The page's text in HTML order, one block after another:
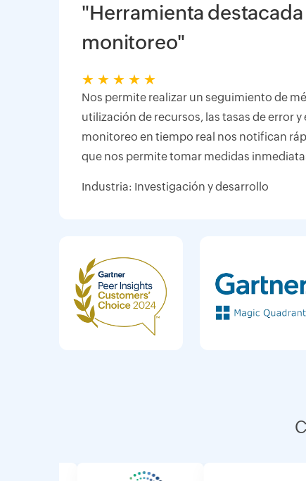
"Herramienta
monitoreo"
★ ★ ★ ★ ★
Nos permite realizar un seguimiento de
utilización de recursos, las tasas de error
monitoreo en tiempo real nos notifican
que nos permite tomar medidas
Industria: Investigación y desarrollo